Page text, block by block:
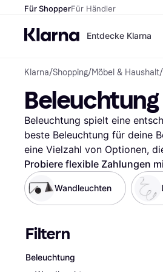
Für ShopperFür Händler
Entdecke Klarna
Klarna/Shopping/Möbel & Haushalt/
Beleuchtung
Beleuchtung spielt eine
beste Beleuchtung für deine
eine Vielzahl von Optionen,
ob du nach einer Tischlampe,
Filter leiten dich schnell zur
Bewertungen filtern, um
Raum passt. Lies die
Beleuchtung hier und finde
Mehr über beleuchtung »
Probiere flexible Zahlungen
Wandleuchten
Filtern
Beleuchtung